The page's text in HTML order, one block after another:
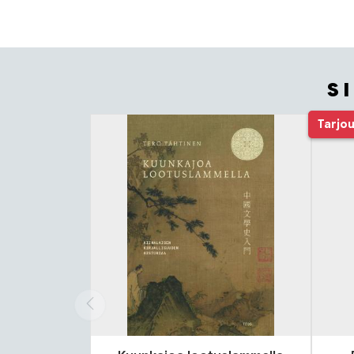
Tuoteluettelon alku